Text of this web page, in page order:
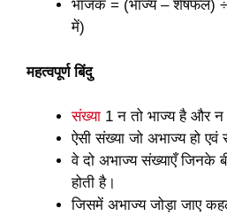
भाजक = (भाज्य – शेषफल) ÷
में)
महत्वपूर्ण बिंदु
संख्या 1 न तो भाज्य है और न
ऐसी संख्या जो अभाज्य हो
वे दो अभाज्य संख्याएँ जिनके
होती है।
जिसमें अभाज्य जोड़ा जाए